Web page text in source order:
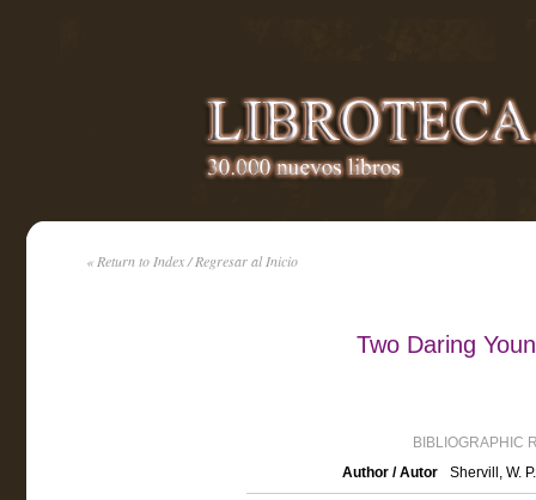
« Return to Index / Regresar al Inicio
Two Daring
BIBLIOGRAPHIC
Author / Autor
Shervill, W. P.